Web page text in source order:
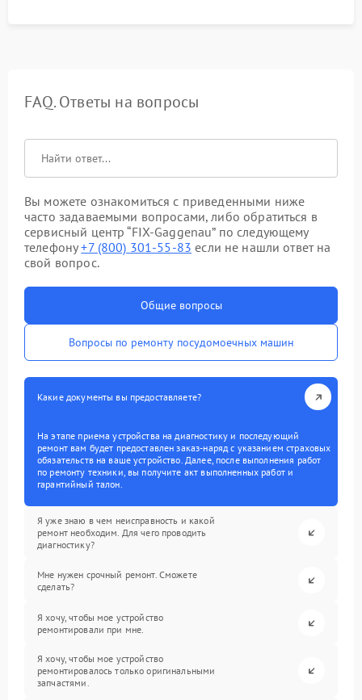
FAQ. Ответы на вопросы
Вы можете ознакомиться с приведенными ниже
часто задаваемыми вопросами, либо обратиться в
сервисный центр “FIX-Gaggenau” по следующему
телефону+7 (800) 301-55-83 если не нашли ответ на
свой вопрос.
Общие вопросы
Вопросы по ремонту посудомоечных машин
Какие документы вы предоставляете?
На этапе приема устройства на диагностику и последующий
ремонт вам будет предоставлен заказ-наряд с указанием страховых
обязательств на ваше устройство. Далее, после выполнения работ
по ремонту техники, вы получите акт выполненных работ и
гарантийный талон.
Я уже знаю в чем неисправность и какой
ремонт необходим. Для чего проводить
диагностику?
Мне нужен срочный ремонт. Сможете
сделать?
Я хочу, чтобы мое устройство
ремонтировали при мне.
Я хочу, чтобы мое устройство
ремонтировалось только оригинальными
запчастями.